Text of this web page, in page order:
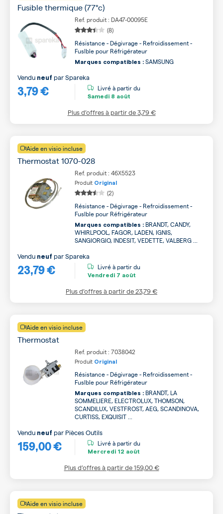
Fusible thermique (77°c)
Ref. produit : DA47-00095E
(8)
Résistance - Dégivrage - Refroidissement -
Fuslble pour Réfrigérateur
Marques compatibles : SAMSUNG
3,79 €
Vendu neuf parSpareka
Livré à partir du
Samedi 8 août
Plus d’offres à partir de3,79 €
Aide en visio incluse
Thermostat 1070-028
Ref. produit : 46X5523
Produit Original
(2)
Résistance - Dégivrage - Refroidissement -
Fuslble pour Réfrigérateur
Marques compatibles : BRANDT, CANDY,
WHIRLPOOL, FAGOR, LADEN, IGNIS,
SANGIORGIO, INDESIT, VEDETTE, VALBERG ...
23,79 €
Vendu neuf parSpareka
Livré à partir du
Vendredi 7 août
Plus d’offres à partir de23,79 €
Aide en visio incluse
Thermostat
Ref. produit : 7038042
Produit Original
Résistance - Dégivrage - Refroidissement -
Fuslble pour Réfrigérateur
Marques compatibles : BRANDT, LA
SOMMELIERE, ELECTROLUX, THOMSON,
SCANDILUX, VESTFROST, AEG, SCANDINOVA,
CURTISS, EXQUISIT ...
159,00 €
Vendu neuf par Pièces Outils
Livré à partir du
Mercredi 12 août
Plus d’offres à partir de159,00 €
Aide en visio incluse